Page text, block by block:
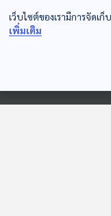
เครื่องดื่มที่ใช้สาร
เว็บไซต์ของเรามีการจัด
เพิ่มเติม